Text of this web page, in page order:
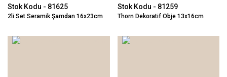
Stok Kodu - 81625
2li Set Seramik Şamdan 16x23cm
Stok Kodu - 81259
Thorn Dekoratif Obje 13x16cm